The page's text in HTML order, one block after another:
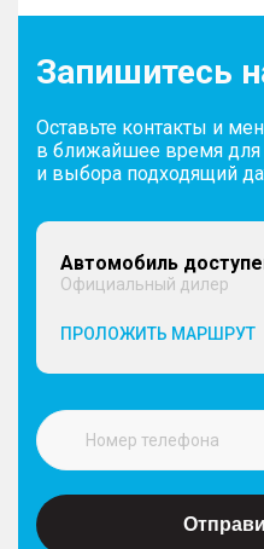
Запишитесь
Оставьте контакты и
в ближайшее время для
и выбора подходящий
Автомобиль
Официальный дилер
ПРОЛОЖИТЬ МАРШРУТ